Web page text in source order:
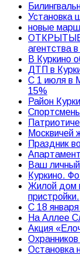
Установка
новые
ОТКРЫТЫЕ
агентства
В Куркино
ДТП в
С 1 июля в
15%
Район
Москвичей
Праздник
Ваш
Куркино.
Жилой дом
пристройки.
С 18
На Аллее
Акция
Остановка